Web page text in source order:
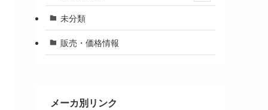
未分類
販売・価格情報
メーカ別リンク